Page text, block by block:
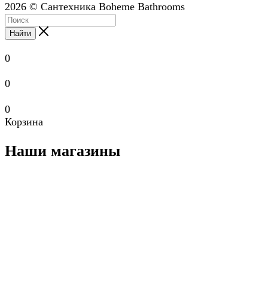
2026 © Сантехника Boheme Bathrooms
Найти
0
0
0
Корзина
Наши магазины